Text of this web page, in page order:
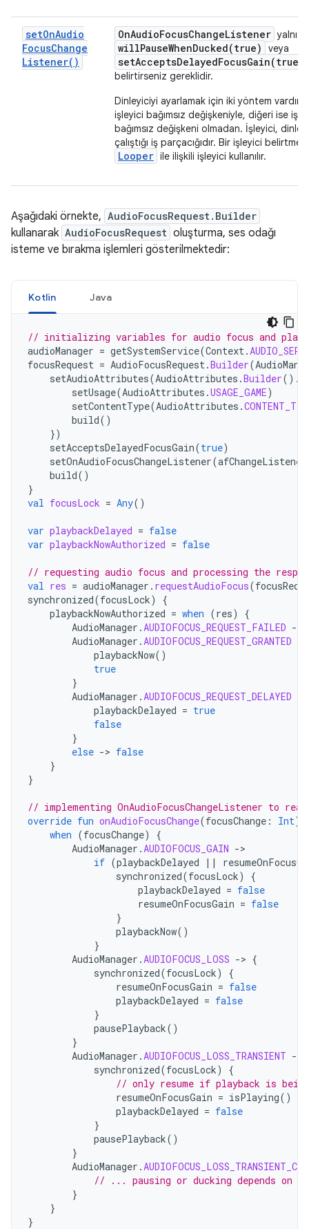
setOnAudio
FocusChange
Listener( )
OnAudioFocusChangeListener
willPauseWhenDucked(true) veya
setAcceptsDelayedFocusGain(true)
belirtirseniz gereklidir.
Dinleyiciyi ayarlamak için iki yöntem vardır:
işleyici bağımsız değişkeniyle, diğeri ise
bağımsız değişkeni olmadan. İşleyici,
çalıştığı iş parçacığıdır. Bir işleyici
Looper ile ilişkili işleyici kullanılır.
Aşağıdaki örnekte, AudioFocusRequest.Builder
kullanarak AudioFocusRequest oluşturma, ses odağı
isteme ve bırakma işlemleri gösterilmektedir:
Kotlin Java
// initializing variables for audio focus and
audioManager = getSystemService(Context.
focusRequest = AudioFocusRequest.Builder(
setAudioAttributes(AudioAttributes .Builder().
setUsage(AudioAttributes .USAGE_GAME)
setContentType(AudioAttributes .
build()
})
setAcceptsDelayedFocusGain(true)
setOnAudioFocusChangeListener(afChangeListener
build()
}
val focusLock = Any()
var playbackDelayed = false
var playbackNowAuthorized = false
// requesting audio focus and processing the
val res = audioManager . requestAudioFocus(
synchronized(focusLock)
{
playbackNowAuthorized = when (res)
{
AudioManager .AUDIOFOCUS_REQUEST_FAILED -
AudioManager .AUDIOFOCUS_REQUEST_GRANTED
playbackNow()
true
}
AudioManager .AUDIOFOCUS_REQUEST_DELAYED
playbackDelayed = true
false
}
else -> false
}
}
// implementing OnAudioFocusChangeListener to
override fun onAudioFocusChange(focusChange : Int)
when (focusChange)
{
AudioManager .AUDIOFOCUS_GAIN -
if (playbackDelayed ||
synchronized(focusLock)
{
playbackDelayed = false
resumeOnFocusGain = false
}
playbackNow()
}
AudioManager .AUDIOFOCUS_LOSS -> {
synchronized(focusLock)
{
resumeOnFocusGain = false
playbackDelayed = false
}
pausePlayback()
}
AudioManager .AUDIOFOCUS_LOSS_TRANSIENT -
synchronized(focusLock)
{
// only resume if playback is
resumeOnFocusGain = isPlaying()
playbackDelayed = false
}
pausePlayback()
}
AudioManager .
// ... pausing or ducking depends on
}
}
}